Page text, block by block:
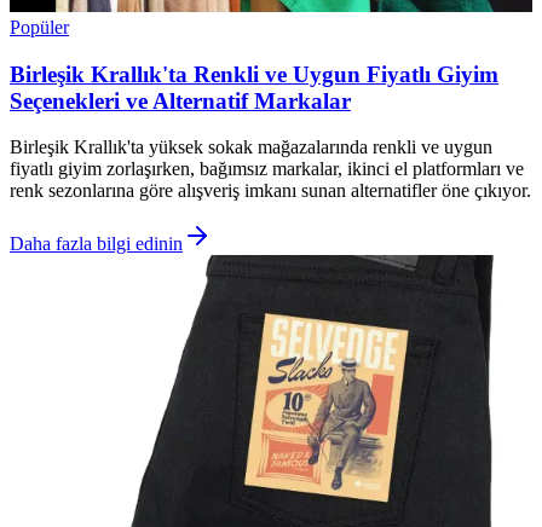
Popüler
Birleşik Krallık'ta Renkli ve Uygun Fiyatlı Giyim
Seçenekleri ve Alternatif Markalar
Birleşik Krallık'ta yüksek sokak mağazalarında renkli ve uygun
fiyatlı giyim zorlaşırken, bağımsız markalar, ikinci el platformları ve
renk sezonlarına göre alışveriş imkanı sunan alternatifler öne çıkıyor.
Daha fazla bilgi edinin